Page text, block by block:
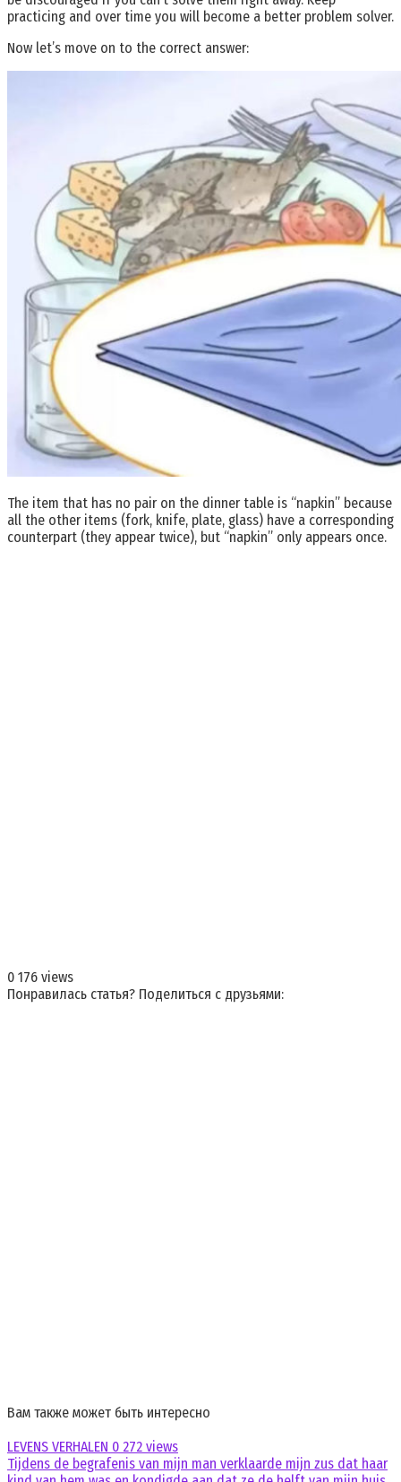
practicing and over time you will become a better problem solver.
Now let’s move on to the correct answer:
The item that has no pair on the dinner table is “napkin” because
all the other items (fork, knife, plate, glass) have a corresponding
counterpart (they appear twice), but “napkin” only appears once.
0 176 views
Понравилась статья? Поделиться с друзьями:
Вам также может быть интересно
LEVENS VERHALEN 0 272 views
Tijdens de begrafenis van mijn man verklaarde mijn zus dat haar